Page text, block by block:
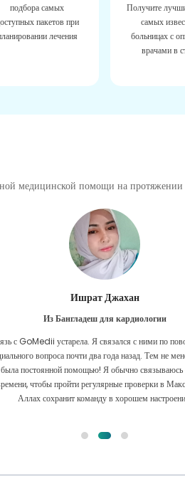
подбора самых
пакетов при
лечения
Получите
самых
больницах с
врачами в
медицинской помощи на
Ишрат Джахан
Из Бангладеш для кардиологии
с GoMedii устарела. Я связался с ними по
вопроса почти два года назад. Тем не
была постоянной помощью! Я обычно
чтобы пройти регулярные проверки в
Аллах сохранит команду в хорошем